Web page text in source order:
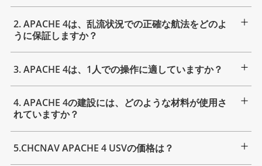
2. APACHE 4は、乱流状況での正確な航法をどのよ
うに保証しますか？
3. APACHE 4は、1人での操作に適していますか？
4. APACHE 4の建設には、どのような材料が使用さ
れていますか？
5.CHCNAV APACHE 4 USVの価格は？